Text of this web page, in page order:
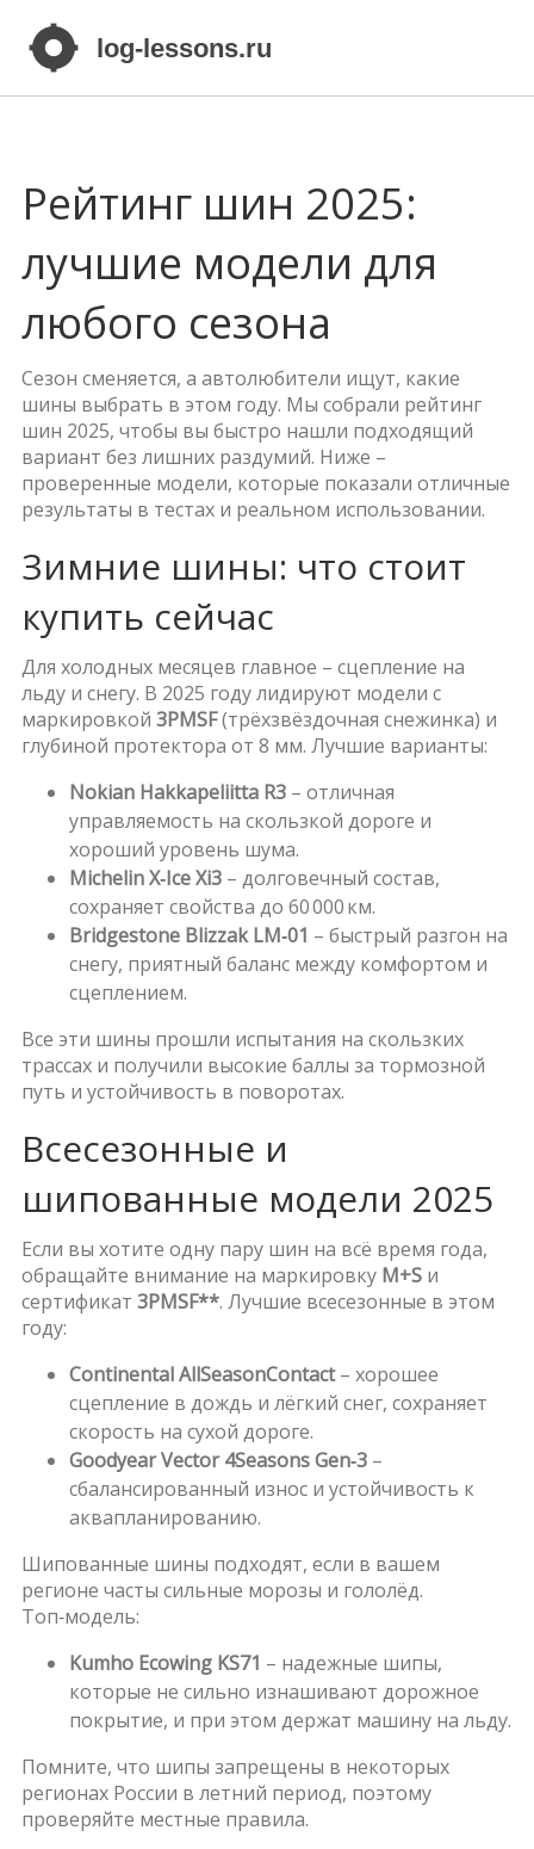
Рейтинг шин 2025:
лучшие модели для
любого сезона
Сезон сменяется, а автолюбители ищут, какие
шины выбрать в этом году. Мы собрали рейтинг
шин 2025, чтобы вы быстро нашли подходящий
вариант без лишних раздумий. Ниже –
проверенные модели, которые показали отличные
результаты в тестах и реальном использовании.
Зимние шины: что стоит
купить сейчас
Для холодных месяцев главное – сцепление на
льду и снегу. В 2025 году лидируют модели с
маркировкой 3PMSF(трёхзвёздочная снежинка) и
глубиной протектора от 8 мм. Лучшие варианты:
Nokian Hakkapeliitta R3– отличная
управляемость на скользкой дороге и
хороший уровень шума.
Michelin X‑Ice Xi3– долговечный состав,
сохраняет свойства до 60 000 км.
Bridgestone Blizzak LM‑01 – быстрый разгон на
снегу, приятный баланс между комфортом и
сцеплением.
Все эти шины прошли испытания на скользких
трассах и получили высокие баллы за тормозной
путь и устойчивость в поворотах.
Всесезонные и
шипованные модели 2025
Если вы хотите одну пару шин на всё время года,
обращайте внимание на маркировку M+Sи
сертификат 3PMSF**. Лучшие всесезонные в этом
году:
Continental AllSeasonContact– хорошее
сцепление в дождь и лёгкий снег, сохраняет
скорость на сухой дороге.
Goodyear Vector 4Seasons Gen‑3–
сбалансированный износ и устойчивость к
аквапланированию.
Шипованные шины подходят, если в вашем
регионе часты сильные морозы и гололёд.
Топ‑модель:
Kumho Ecowing KS71 – надежные шипы,
которые не сильно изнашивают дорожное
покрытие, и при этом держат машину на льду.
Помните, что шипы запрещены в некоторых
регионах России в летний период, поэтому
проверяйте местные правила.